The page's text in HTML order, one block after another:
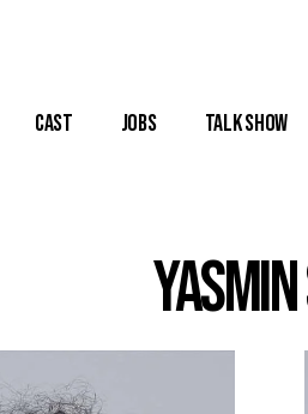
Cast Jobs Talk Show